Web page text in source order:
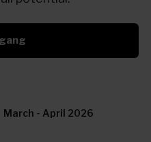
March - April 2026